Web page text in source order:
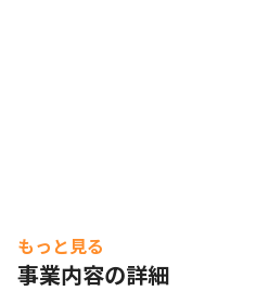
もっと見る
事業内容の詳細